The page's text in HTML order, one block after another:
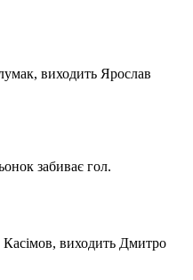
виходить Ярослав
забиває гол.
виходить Дмитро